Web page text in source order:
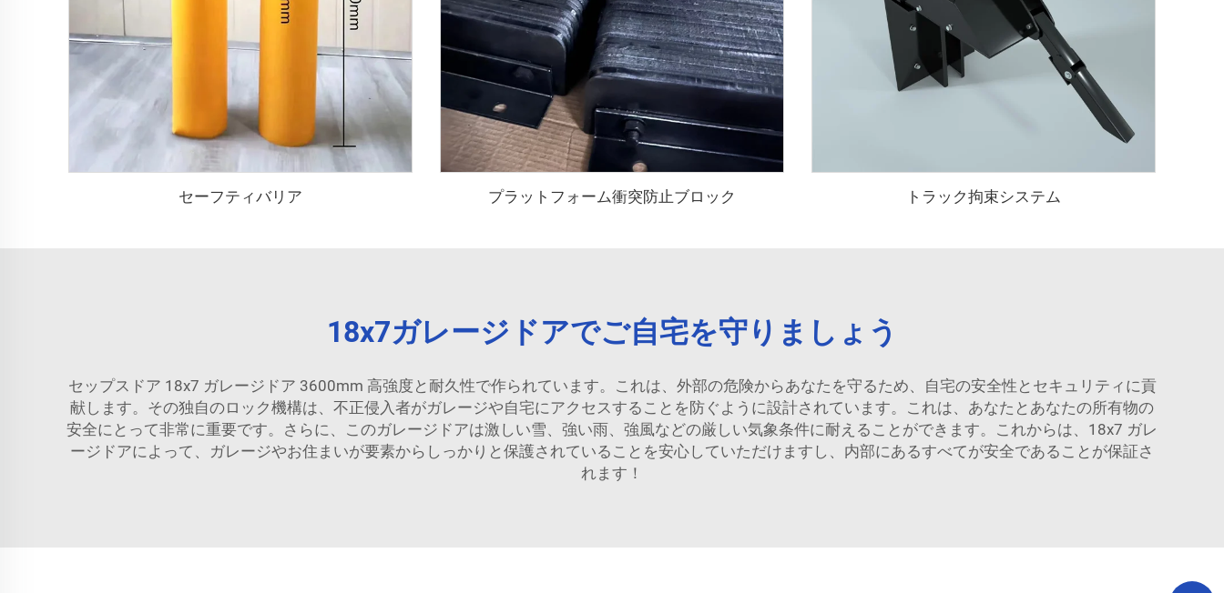
セーフティバリア プラットフォーム衝突防止ブロック トラック拘束システム
18x7ガレージドアでご自宅を守りましょう
セップスドア 18x7 ガレージドア 3600mm 高強度と耐久性で作られています。これは、外部の危険からあなたを守るため、自宅の安全性とセキュリティに貢
献します。その独自のロック機構は、不正侵入者がガレージや自宅にアクセスすることを防ぐように設計されています。これは、あなたとあなたの所有物の
安全にとって非常に重要です。さらに、このガレージドアは激しい雪、強い雨、強風などの厳しい気象条件に耐えることができます。これからは、18x7 ガレ
ージドアによって、ガレージやお住まいが要素からしっかりと保護されていることを安心していただけますし、内部にあるすべてが安全であることが保証さ
れます！